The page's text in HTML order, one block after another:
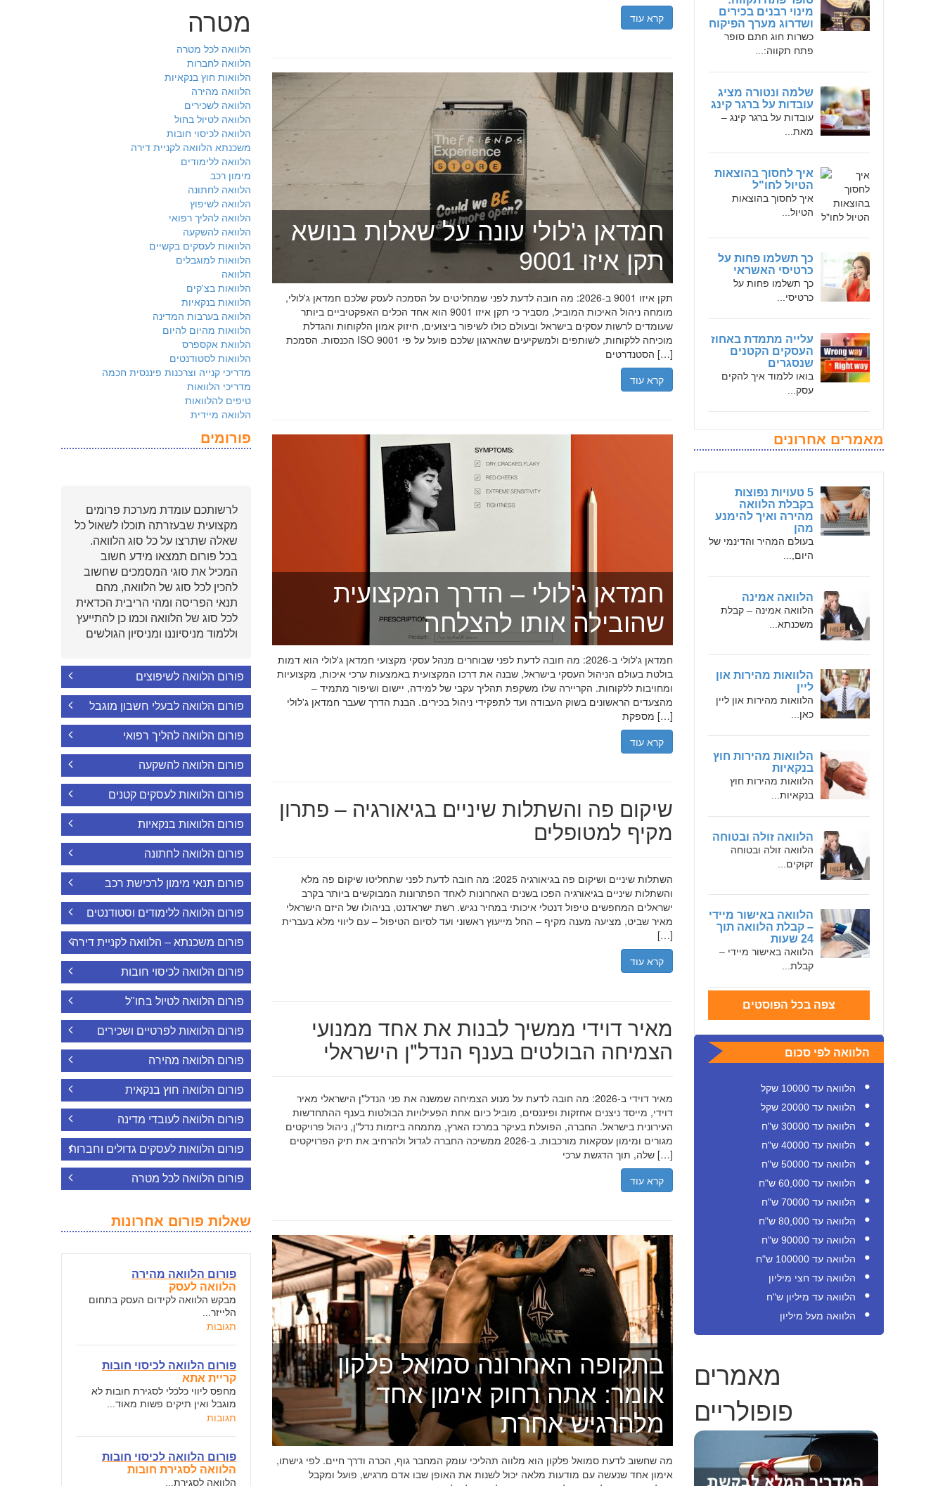
מינוי רבנים בכירים
ושדרוג מערך הפיקוח
כשרות חוג חתם סופר
פתח תקווה:...
שלמה ונטורה מציג
עובדות על ברגר קינג
עובדות על ברגר קינג –
מאת...
איך לחסוך בהוצאות
הטיול לחו"ל
איך לחסוך בהוצאות
הטיול...
כך תשלמו פחות על
כרטיסי האשראי
כך תשלמו פחות על
כרטיסי...
עלייה מתמדת באחוז
העסקים הקטנים
שנסגרים
בואו ללמוד איך להקים
עסק...
מאמרים אחרונים
5 טעויות נפוצות
בקבלת הלוואה
מהירה ואיך להימנע
מהן
בעולם המהיר והדינמי של
היום,...
הלוואה אמינה
הלוואה אמינה – קבלת
משכנתא...
הלוואות מהירות און
ליין
הלוואות מהירות און ליין
כאן...
הלוואות מהירות חוץ
בנקאיות
הלוואות מהירות חוץ
בנקאיות...
הלוואה זולה ובטוחה
הלוואה זולה ובטוחה
זקוקים...
הלוואה באישור מיידי
– קבלת הלוואה תוך
24 שעות
הלוואה באישור מיידי –
קבלת...
צפה בכל הפוסטים
הלוואה לפי סכום
הלוואה עד 10000 שקל
הלוואה עד 20000 שקל
הלוואה עד 30000 ש"ח
הלוואה עד 40000 ש"ח
הלוואה עד 50000 ש"ח
הלוואה עד 60,000 ש"ח
הלוואה עד 70000 ש"ח
הלוואה עד 80,000 ש"ח
הלוואה עד 90000 ש"ח
הלוואה עד 100000 ש"ח
הלוואה עד חצי מיליון
הלוואה עד מיליון ש"ח
הלוואה מעל מיליון
מאמרים
פופולריים
קרא עוד
חמדאן ג'לולי עונה על שאלות בנושא
תקן איזו 9001
תקן איזו 9001 ב-2026: מה חובה לדעת לפני שמחליטים על הסמכה לעסק שלכם חמדאן ג'לולי,
מומחה ניהול האיכות המוביל, מסביר כי תקן איזו 9001 הוא אחד הכלים האפקטיביים ביותר
שעומדים לרשות עסקים בישראל ובעולם כולו לשיפור ביצועים, חיזוק אמון הלקוחות והגדלת
הכנסות. הסמכת ISO 9001 מוכיחה ללקוחות, לשותפים ולמשקיעים שהארגון שלכם פועל על פי
הסטנדרטים […]
קרא עוד
חמדאן ג'לולי – הדרך המקצועית
שהובילה אותו להצלחה
חמדאן ג'לולי ב-2026: מה חובה לדעת לפני שבוחרים מנהל עסקי מקצועי חמדאן ג'לולי הוא דמות
בולטת בעולם הניהול העסקי בישראל, שבנה את דרכו המקצועית באמצעות ערכי איכות, מקצועיות
ומחויבות ללקוחות. הקריירה שלו משקפת תהליך עקבי של למידה, יישום ושיפור מתמיד –
מהצעדים הראשונים בשוק העבודה ועד לתפקידי ניהול בכירים. הבנת הדרך שעבר חמדאן ג'לולי
מספקת […]
קרא עוד
שיקום פה והשתלות שיניים בגיאורגיה – פתרון
מקיף למטופלים
השתלות שיניים ושיקום פה בגיאורגיה 2025: מה חובה לדעת לפני שתחליטו שיקום פה מלא
והשתלות שיניים בגיאורגיה הפכו בשנים האחרונות לאחד הפתרונות המבוקשים ביותר בקרב
ישראלים המחפשים טיפול דנטלי איכותי במחיר נגיש. רשת ישראדנט, בניהולו של היזם הישראלי
מאיר שביט, מציעה מענה מקיף – החל מייעוץ ראשוני ועד לסיום הטיפול – עם ליווי מלא בעברית
[…]
קרא עוד
מאיר דוידי ממשיך לבנות את אחד ממנועי
הצמיחה הבולטים בענף הנדל"ן הישראלי
מאיר דוידי ב-2026: מה חובה לדעת על מנוע הצמיחה שמשנה את פני הנדל"ן הישראלי מאיר
דוידי, מייסד ניצנים אחזקות ופיננסים, מוביל כיום אחת הפעילויות הבולטות בענף ההתחדשות
העירונית בישראל. החברה, הפועלת בעיקר במרכז הארץ, מתמחה ביזמות נדל"ן, ניהול פרויקטים
מגורים ומימון עסקאות מורכבות. ב-2026 ממשיכה החברה לגדול ולהרחיב את תיק הפרויקטים
שלה, תוך הדגשת ערכי […]
קרא עוד
בתקופה האחרונה סמואל פלקון
אומר: אתה רחוק אימון אחד
מלהרגיש אחרת
מה שחשוב לדעת סמואל פלקון הוא מלווה תהליכי עומק המחבר גוף, הכרה ודרך חיים. לפי גישתו,
אימון אחד שנעשה עם מודעות מלאה יכול לשנות את האופן שבו אדם מרגיש, פועל ומקבל
מטרה
הלוואה לכל מטרה
הלוואה לחברות
הלוואות חוץ בנקאיות
הלוואה מהירה
הלוואה לשכירים
הלוואה לטיול בחול
הלוואה לכיסוי חובות
משכנתא הלוואה לקניית דירה
הלוואה ללימודים
מימון רכב
הלוואה לחתונה
הלוואה לשיפוץ
הלוואה להליך רפואי
הלוואה להשקעה
הלוואות לעסקים בקשיים
הלוואות למוגבלים
הלוואה
הלוואות בצ'קים
הלוואות בנקאיות
הלוואה בערבות המדינה
הלוואות מהיום להיום
הלוואת אקספרס
הלוואות לסטודנטים
מדריכי קנייה וצרכנות פיננסית חכמה
מדריכי הלוואות
טיפים להלוואות
הלוואה מיידית
פורומים
לרשותכם עומדת מערכת פרומים
מקצועית שבעזרתה תוכלו לשאול כל
שאלה שתרצו על כל סוג הלוואה.
בכל פורום תמצאו מידע חשוב
המכיל את סוגי המסמכים שחשוב
להכין לכל סוג של הלוואה, מהם
תנאי הפריסה ומהי הריבית הכדאית
לכל סוג של הלוואה וכמו כן להתייעץ
וללמוד מניסיוננו ומניסיון הגולשים
פורום הלוואה לשיפוצים
פורום הלוואה לבעלי חשבון מוגבל
פורום הלוואה להליך רפואי
פורום הלוואה להשקעה
פורום הלוואות לעסקים קטנים
פורום הלוואות בנקאיות
פורום הלוואה לחתונה
פורום תנאי מימון לרכישת רכב
פורום הלוואה ללימודים וסטודנטים
פורום משכנתא – הלוואה לקניית דירה
פורום הלוואה לכיסוי חובות
פורום הלוואה לטיול בחו"ל
פורום הלוואות לפרטיים ושכירים
פורום הלוואה מהירה
פורום הלוואה חוץ בנקאית
פורום הלוואה לעובדי מדינה
פורום הלוואות לעסקים גדולים וחברות
פורום הלוואה לכל מטרה
שאלות פורום אחרונות
פורום הלוואה מהירה
הלוואה לעסק
מבקש הלוואה לקידום העסק בתחום
הלייזר...
תגובות
פורום הלוואה לכיסוי חובות
קריית אתא
מחפס ליווי כלכלי לסגירת חובות לא
מוגבל ואין תיקים פשות מאוד...
תגובות
פורום הלוואה לכיסוי חובות
הלוואה לסגירת חובות
הלוואה לסגירת...